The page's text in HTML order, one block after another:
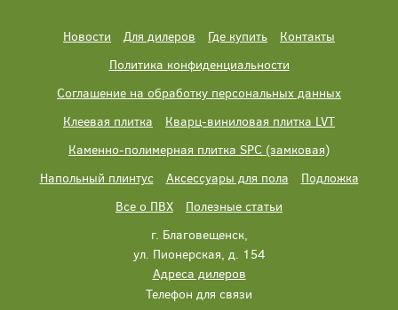
Новости Для дилеров Где купить
Контакты
Политика конфиденциальности
Соглашение на обработку персональных данных
Клеевая плитка
Кварц-виниловая плитка LVT
Каменно-полимерная плитка SPC (замковая)
Напольный плинтус
Аксессуары для пола
Подложка
Все о ПВХ
Полезные статьи
г. Благовещенск,
ул. Пионерская, д. 154
Адреса дилеров
Телефон для связи